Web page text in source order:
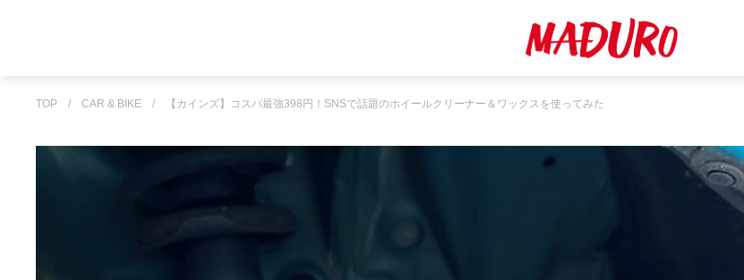
TOP / CAR & BIKE / 【カインズ】コスパ最強398円！SNSで話題のホイールクリーナー＆ワックスを使ってみた